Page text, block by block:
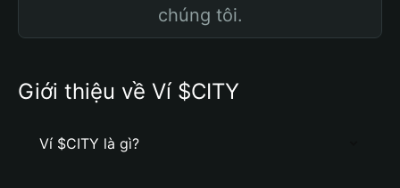
chúng tôi.
Giới thiệu về Ví $CITY
Ví $CITY là gì?